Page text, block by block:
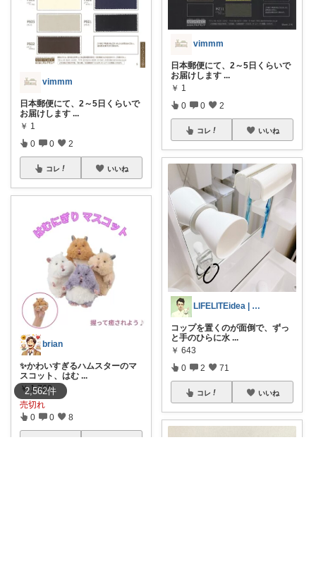
2,562件
vimmm
日本郵便にて、2～5日くらいで
お届けします ...
￥ 1
0 0 2
コレ いいね
brian
✨かわいすぎるハムスターのマ
スコット、はむ ...
￥ 1,760
売切れ
0 0 8
vimmm
日本郵便にて、2～5日くらいで
お届けします ...
￥ 1
0 0 2
コレ いいね
LIFELITEidea | 人生を軽く
コップを置くのが面倒で、ずっ
と手のひらに水 ...
￥ 643
0 2 71
コレ いいね